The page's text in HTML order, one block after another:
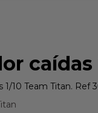
caídas
1/10 Team Titan. Ref